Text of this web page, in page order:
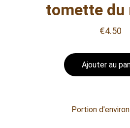
tomette du
€4.50
Ajouter au
Portion